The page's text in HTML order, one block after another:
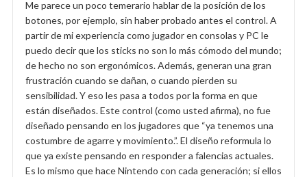
Me parece un poco temerario hablar de la posición de los
botones, por ejemplo, sin haber probado antes el control. A
partir de mi experiencia como jugador en consolas y PC le
puedo decir que los sticks no son lo más cómodo del mundo;
de hecho no son ergonómicos. Además, generan una gran
frustración cuando se dañan, o cuando pierden su
sensibilidad. Y eso les pasa a todos por la forma en que
están diseñados. Este control (como usted afirma), no fue
diseñado pensando en los jugadores que “ya tenemos una
costumbre de agarre y movimiento.”. El diseño reformula lo
que ya existe pensando en responder a falencias actuales.
Es lo mismo que hace Nintendo con cada generación; si ellos